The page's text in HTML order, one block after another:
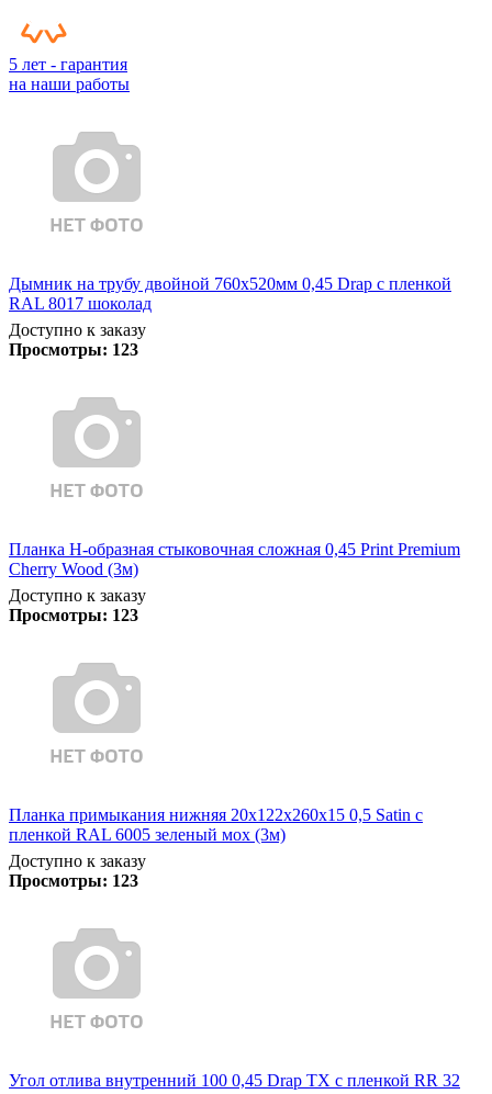
5 лет - гарантия
на наши работы
Дымник на трубу двойной 760х520мм 0,45 Drap с пленкой
RAL 8017 шоколад
Доступно к заказу
Просмотры: 123
Планка Н-образная стыковочная сложная 0,45 Print Premium
Cherry Wood (3м)
Доступно к заказу
Просмотры: 123
Планка примыкания нижняя 20х122х260х15 0,5 Satin с
пленкой RAL 6005 зеленый мох (3м)
Доступно к заказу
Просмотры: 123
Угол отлива внутренний 100 0,45 Drap TX с пленкой RR 32